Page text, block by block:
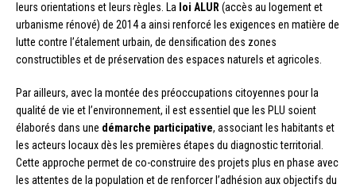
leurs orientations et leurs règles. La loi ALUR(accès au logement et
urbanisme rénové) de 2014 a ainsi renforcé les exigences en matière de
lutte contre l’étalement urbain, de densification des zones
constructibles et de préservation des espaces naturels et agricoles.
Par ailleurs, avec la montée des préoccupations citoyennes pour la
qualité de vie et l’environnement, il est essentiel que les PLU soient
élaborés dans une démarche participative, associant les habitants et
les acteurs locaux dès les premières étapes du diagnostic territorial.
Cette approche permet de co-construire des projets plus en phase avec
les attentes de la population et de renforcer l’adhésion aux objectifs du